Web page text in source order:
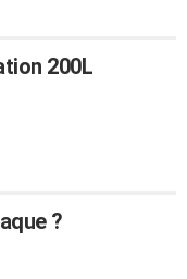
200L
?